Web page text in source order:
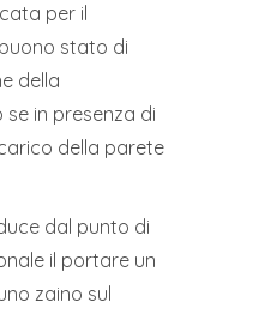
per il
stato di
della
in presenza di
della parete
dal punto di
il portare un
zaino sul